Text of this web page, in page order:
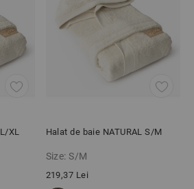
XL Halat de baie NATURAL S/M
Size: S/M
219,37 Lei